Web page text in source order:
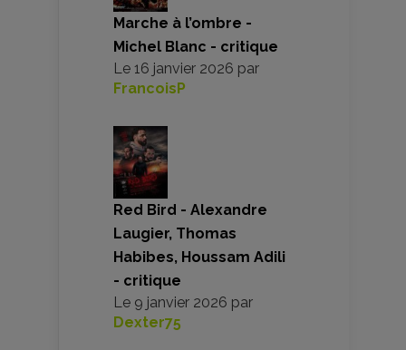
Marche à l’ombre -
Michel Blanc - critique
Le 16 janvier 2026 par
FrancoisP
Red Bird - Alexandre
Laugier, Thomas
Habibes, Houssam Adili
- critique
Le 9 janvier 2026 par
Dexter75